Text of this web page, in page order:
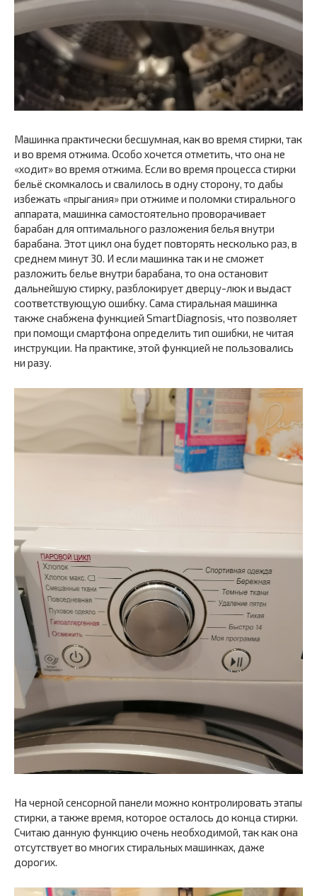
Машинка практически бесшумная, как во время стирки, так
и во время отжима. Особо хочется отметить, что она не
«ходит» во время отжима. Если во время процесса стирки
бельё скомкалось и свалилось в одну сторону, то дабы
избежать «прыгания» при отжиме и поломки стирального
аппарата, машинка самостоятельно проворачивает
барабан для оптимального разложения белья внутри
барабана. Этот цикл она будет повторять несколько раз, в
среднем минут 30. И если машинка так и не сможет
разложить белье внутри барабана, то она остановит
дальнейшую стирку, разблокирует дверцу-люк и выдаст
соответствующую ошибку. Сама стиральная машинка
также снабжена функцией SmartDiagnosis, что позволяет
при помощи смартфона определить тип ошибки, не читая
инструкции. На практике, этой функцией не пользовались
ни разу.
На черной сенсорной панели можно контролировать этапы
стирки, а также время, которое осталось до конца стирки.
Считаю данную функцию очень необходимой, так как она
отсутствует во многих стиральных машинках, даже
дорогих.